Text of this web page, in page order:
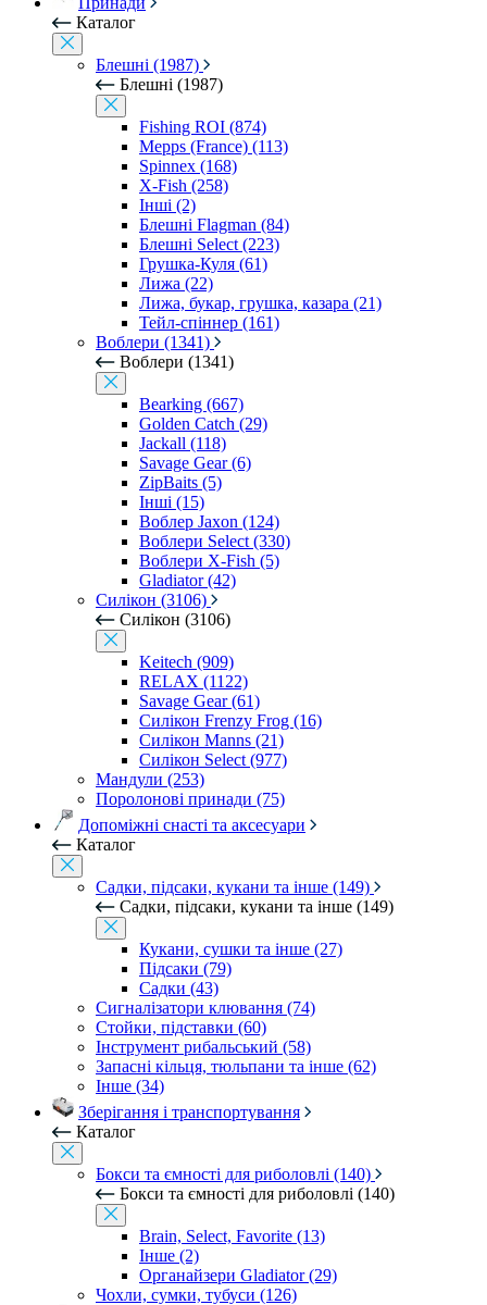
Каталог
Блешні (1987)
Блешні (1987)
Fishing ROI (874)
Mepps (France) (113)
Spinnex (168)
X-Fish (258)
Інші (2)
Блешні Flagman (84)
Блешні Select (223)
Грушка-Куля (61)
Лижа (22)
Лижа, букар, грушка, казара (21)
Тейл-спіннер (161)
Воблери (1341)
Воблери (1341)
Bearking (667)
Golden Catch (29)
Jackall (118)
Savage Gear (6)
ZipBaits (5)
Інші (15)
Воблер Jaxon (124)
Воблери Select (330)
Воблери X-Fish (5)
Gladiator (42)
Силікон (3106)
Силікон (3106)
Keitech (909)
RELAX (1122)
Savage Gear (61)
Силікон Frenzy Frog (16)
Силікон Manns (21)
Силікон Select (977)
Мандули (253)
Поролонові принади (75)
Допоміжні снасті та аксесуари
Каталог
Садки, підсаки, кукани та інше (149)
Садки, підсаки, кукани та інше (149)
Кукани, сушки та інше (27)
Підсаки (79)
Садки (43)
Сигналізатори клювання (74)
Стойки, підставки (60)
Інструмент рибальський (58)
Запасні кільця, тюльпани та інше (62)
Інше (34)
Зберігання і транспортування
Каталог
Бокси та ємності для риболовлі (140)
Бокси та ємності для риболовлі (140)
Brain, Select, Favorite (13)
Інше (2)
Органайзери Gladiator (29)
Чохли, сумки, тубуси (126)